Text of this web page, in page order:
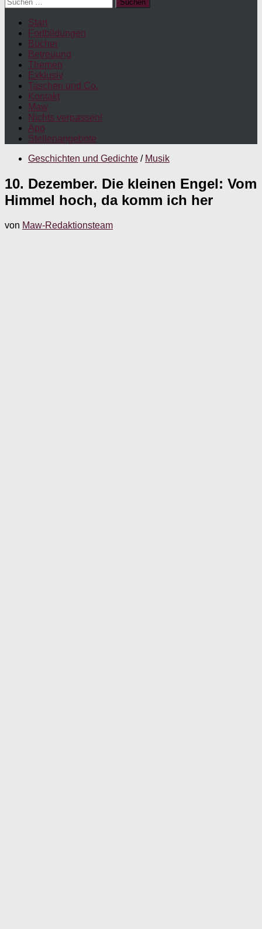
nach:
Start
Fortbildungen
Bücher
Betreuung
Themen
Exklusiv
Taschen und Co.
Kontakt
Maw
Nichts verpassen!
App
Stellenangebote
Geschichten und Gedichte / Musik
10. Dezember. Die kleinen Engel: Vom
Himmel hoch, da komm ich her
von Maw-Redaktionsteam